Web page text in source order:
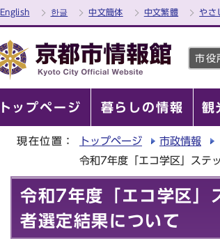
English 한글 中文簡体 中文繁體 やさ
市役
トップページ 暮らしの情報 観
現在位置： トップページ 市政情報
令和7年度「エコ学区」ステ
令和7年度「エコ学区」
者選定結果について